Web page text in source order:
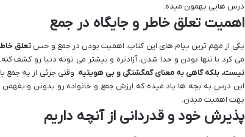
درس هایی بهمون میده.
اهمیت تعلق خاطر و جایگاه در جمع
یکی از مهم ترین پیام های این کتاب، اهمیت بودن در جمع و حس تعلق
می کرد با تنها بودن و جدا شدن، آزادتره و بیشتر می تونه دنیا رو کشف
نیست، بلکه گاهی به معنای گمگشتگی و بی هویتیه. وقتی جزئی از یه جمع
این درس به بچه ها یاد میده که ارزش جمع و خانواده رو بدونن و
بهت اهمیت میدن.
پذیرش خود و قدردانی از آنچه داریم